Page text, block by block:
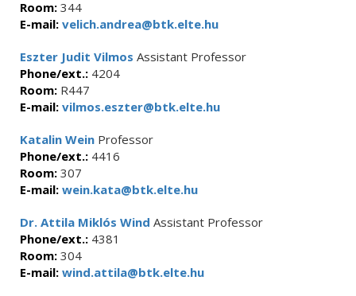
Room: 344
E-mail: velich.andrea@btk.elte.hu
Eszter Judit Vilmos Assistant Professor
Phone/ext.: 4204
Room: R447
E-mail: vilmos.eszter@btk.elte.hu
Katalin Wein Professor
Phone/ext.: 4416
Room: 307
E-mail: wein.kata@btk.elte.hu
Dr. Attila Miklós Wind Assistant Professor
Phone/ext.: 4381
Room: 304
E-mail: wind.attila@btk.elte.hu